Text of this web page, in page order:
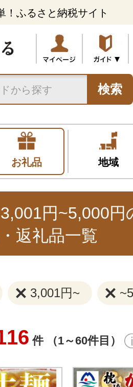
！ふるさと納税サイト
検索
お礼品 地域
円~5,000円
返礼品一覧
3,001円~
件 （1～60件目）